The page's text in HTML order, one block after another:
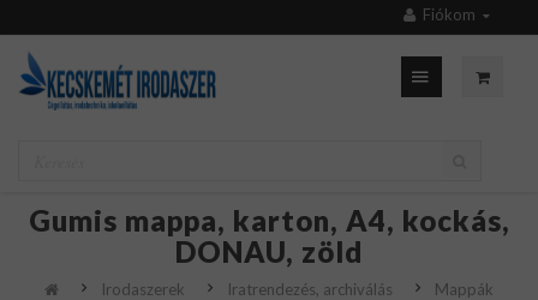
Fiókom
Gumis mappa, karton, A4, kockás,
DONAU, zöld
Irodaszerek Iratrendezés, archiválás
Mappák